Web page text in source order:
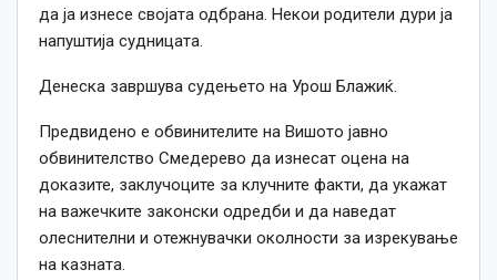
да ја изнесе својата одбрана. Некои родители дури ја
напуштија судницата.
Денеска завршува судењето на Урош Блажиќ.
Предвидено е обвинителите на Вишото јавно
обвинителство Смедерево да изнесат оцена на
доказите, заклучоците за клучните факти, да укажат
на важечките законски одредби и да наведат
олеснителни и отежнувачки околности за изрекување
на казната.